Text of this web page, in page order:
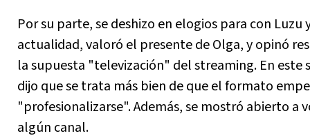
Por su parte, se deshizo en elogios para con Luzu
actualidad, valoró el presente de Olga, y opinó
la supuesta "televización" del streaming. En este
dijo que se trata más bien de que el formato
"profesionalizarse". Además, se mostró abierto a
algún canal.